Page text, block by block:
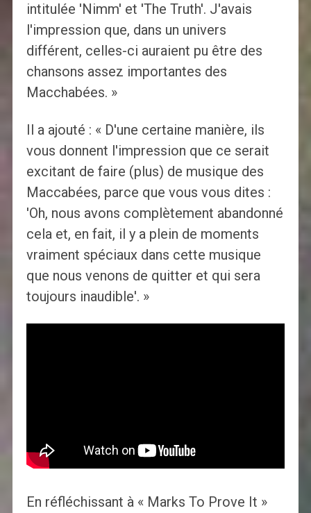
intitulée 'Nimm' et 'The Truth'. J'avais
l'impression que, dans un univers
différent, celles-ci auraient pu être des
chansons assez importantes des
Macchabées. »
Il a ajouté : « D'une certaine manière, ils
vous donnent l'impression que ce serait
excitant de faire (plus) de musique des
Maccabées, parce que vous vous dites :
'Oh, nous avons complètement abandonné
cela et, en fait, il y a plein de moments
vraiment spéciaux dans cette musique
que nous venons de quitter et qui sera
toujours inaudible'. »
En réfléchissant à « Marks To Prove It »